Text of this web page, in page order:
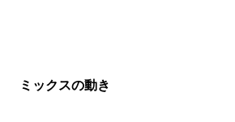
ミックスの動き